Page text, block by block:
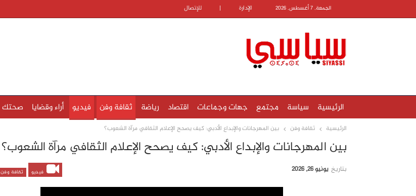
الجمعة, 7 أغسطس, 2026 الإدارة | للإتصال
الرئيسية سياسة مجتمع جهات وجماعات اقتصاد رياضة ثقافة وفن فيديو أراء وقضايا صحتك
الرئيسية ثقافة وفن بين المهرجانات والإبداع الأدبي: كيف يصحح الإعلام الثقافي مرآة الشعوب؟
بين المهرجانات والإبداع الأدبي: كيف يصحح الإعلام الثقافي مرآة الشعوب؟
فيديو ثقافة وفن بتاريخ يونيو 26, 2026